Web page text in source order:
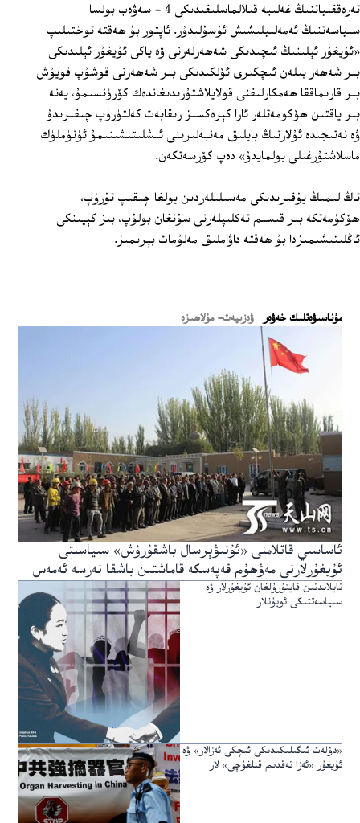
تەرەققىياتنىڭ غەلىبە قىلالماسلىقىدىكى 4 - سەۋەب بولسا
سىياسەتنىڭ ئەمەلىيلىشىش ئۇسۇلىدۇر. ئاپتور بۇ ھەقتە توختىلىپ
«ئۇيغۇر ئېلىنىڭ ئىچىدىكى شەھەرلەرنى ۋە ياكى ئۇيغۇر ئېلىدىكى
بىر شەھەر بىلەن ئىچكىرى ئۆلكىدىكى بىر شەھەرنى قوشۇپ قويۇش
بىر قارىماققا ھەمكارلىقنى قولايلاشتۇرىدىغاندەك كۆرۈنسىمۇ، يەنە
بىر ياقتىن ھۆكۈمەتلەر ئارا كېرەكسىز رىقابەت كەلتۈرۈپ چىقىرىدۇ
ۋە نەتىجىدە ئۇلارنىڭ بايلىق مەنبەلىرىنى ئىشلىتىشىنىمۇ ئۈنۈملۈك
ماسلاشتۇرغىلى بولمايدۇ» دەپ كۆرسەتكەن.
تاڭ لىمىڭ يۇقىرىدىكى مەسىلىلەردىن يولغا چىقىپ تۇرۇپ،
ھۆكۈمەتكە بىر قىسىم تەكلىپلەرنى سۇنغان بولۇپ، بىز كېيىنكى
ئاڭلىتىشىمىزدا بۇ ھەقتە داۋاملىق مەلۇمات بېرىمىز.
ﻣﯘﻧﺎﺳﯩﯟﻩﺗﻠﯩﻚ ﺧﻪﯞﻩﺭ ۋەزىيەت- مۇلاھىزە
ئاساسىي قاتلامنى «ئۇنىۋېرسال باشقۇرۇش» سىياسىتى
ئۇيغۇرلارنى مەۋھۇم قەپەسكە قاماشتىن باشقا نەرسە ئەمەس
تايلاندتىن قايتۇرۇلغان ئۇيغۇرلار ۋە
سىياسەتتىكى ئويۇنلار
«دۆلەت ئىگىلىكىدىكى ئىچكى ئەزالار» ۋە
ئۇيغۇر «ئەزا تەقدىم قىلغۇچى» لار